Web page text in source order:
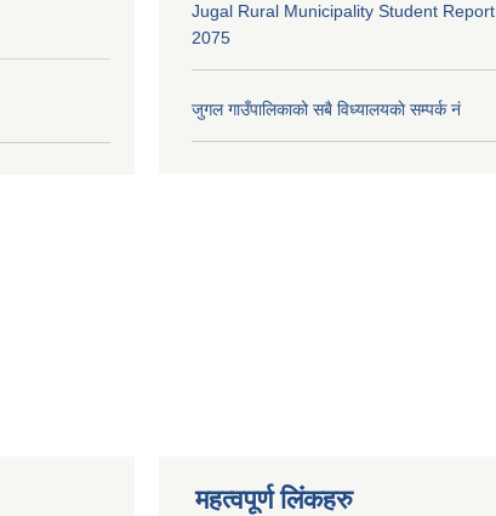
Jugal Rural Municipality Student Report
2075
जुगल गाउँपालिकाको सबै विध्यालयकाे सम्पर्क नं
महत्वपूर्ण लिंकहरु